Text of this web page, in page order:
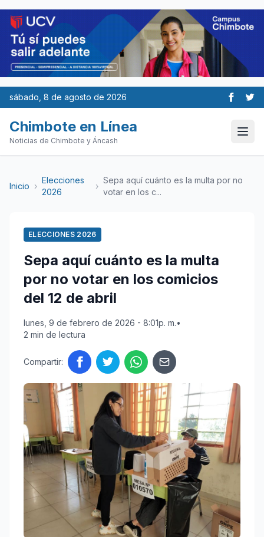
sábado, 8 de agosto de 2026
Chimbote en Línea
Noticias de Chimbote y Áncash
Inicio ›
Elecciones
2026
›
Sepa aquí cuánto es la multa por no
votar en los c...
ELECCIONES 2026
Sepa aquí cuánto es la multa
por no votar en los comicios
del 12 de abril
lunes, 9 de febrero de 2026 - 8:01p. m.•
2 min de lectura
Compartir: